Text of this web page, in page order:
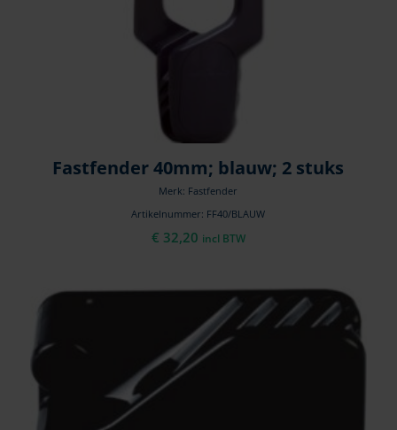
Fastfender 40mm; blauw; 2 stuks
Merk: Fastfender
Artikelnummer: FF40/BLAUW
€ 32,20 incl BTW